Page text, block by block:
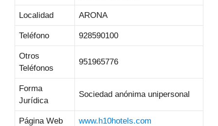
Localidad ARONA
Teléfono 928590100
Otros
Teléfonos
951965776
Forma
Jurídica
Sociedad anónima unipersonal
Página Web www.h10hotels.com